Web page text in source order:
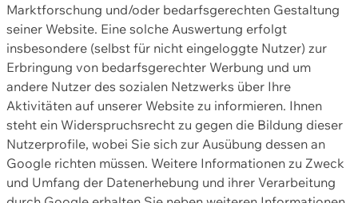
Marktforschung und/oder bedarfsgerechten Gestaltung
seiner Website. Eine solche Auswertung erfolgt
insbesondere (selbst für nicht eingeloggte Nutzer) zur
Erbringung von bedarfsgerechter Werbung und um
andere Nutzer des sozialen Netzwerks über Ihre
Aktivitäten auf unserer Website zu informieren. Ihnen
steht ein Widerspruchsrecht zu gegen die Bildung dieser
Nutzerprofile, wobei Sie sich zur Ausübung dessen an
Google richten müssen. Weitere Informationen zu Zweck
und Umfang der Datenerhebung und ihrer Verarbeitung